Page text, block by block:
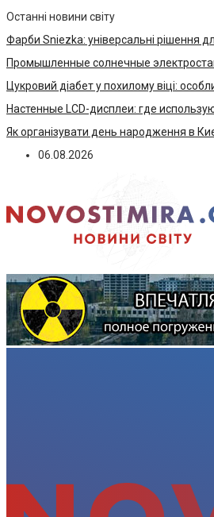
Останні новини світу
Фарби Sniezka: універсальні рішення
Промышленные солнечные
Цукровий діабет у похилому віці:
Настенные LCD-дисплеи: где
Як організувати день народження в
06.08.2026